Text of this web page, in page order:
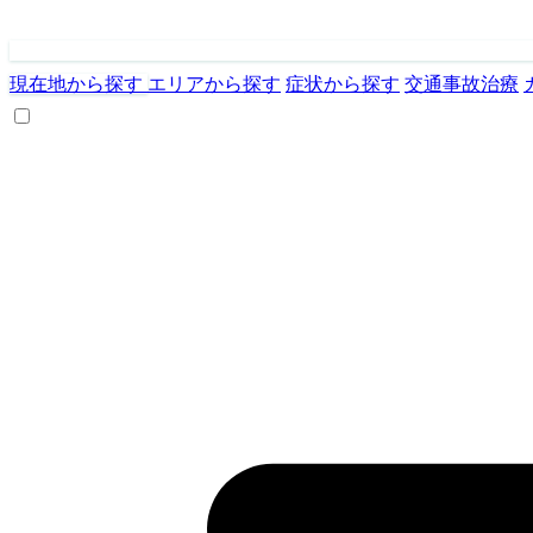
現在地から探す エリアから探す 症状から探す 交通事故治療